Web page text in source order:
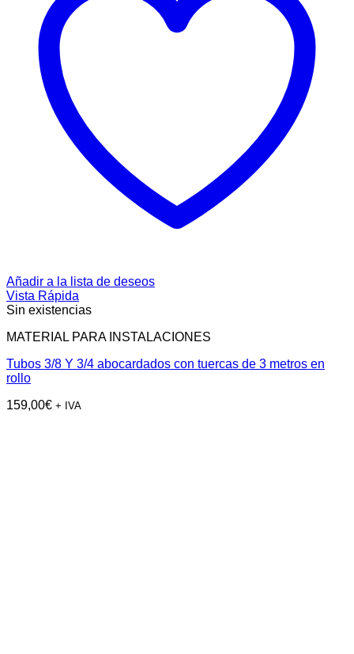
Añadir a la lista de deseos
Vista Rápida
Sin existencias
MATERIAL PARA INSTALACIONES
Tubos 3/8 Y 3/4 abocardados con tuercas de 3 metros en
rollo
159,00€ + IVA